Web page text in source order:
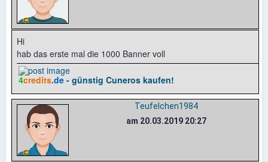
Hi
hab das erste mal die 1000 Banner voll
4credits.de - günstig Cuneros kaufen!
Teufelchen1984
am 20.03.2019 20:27